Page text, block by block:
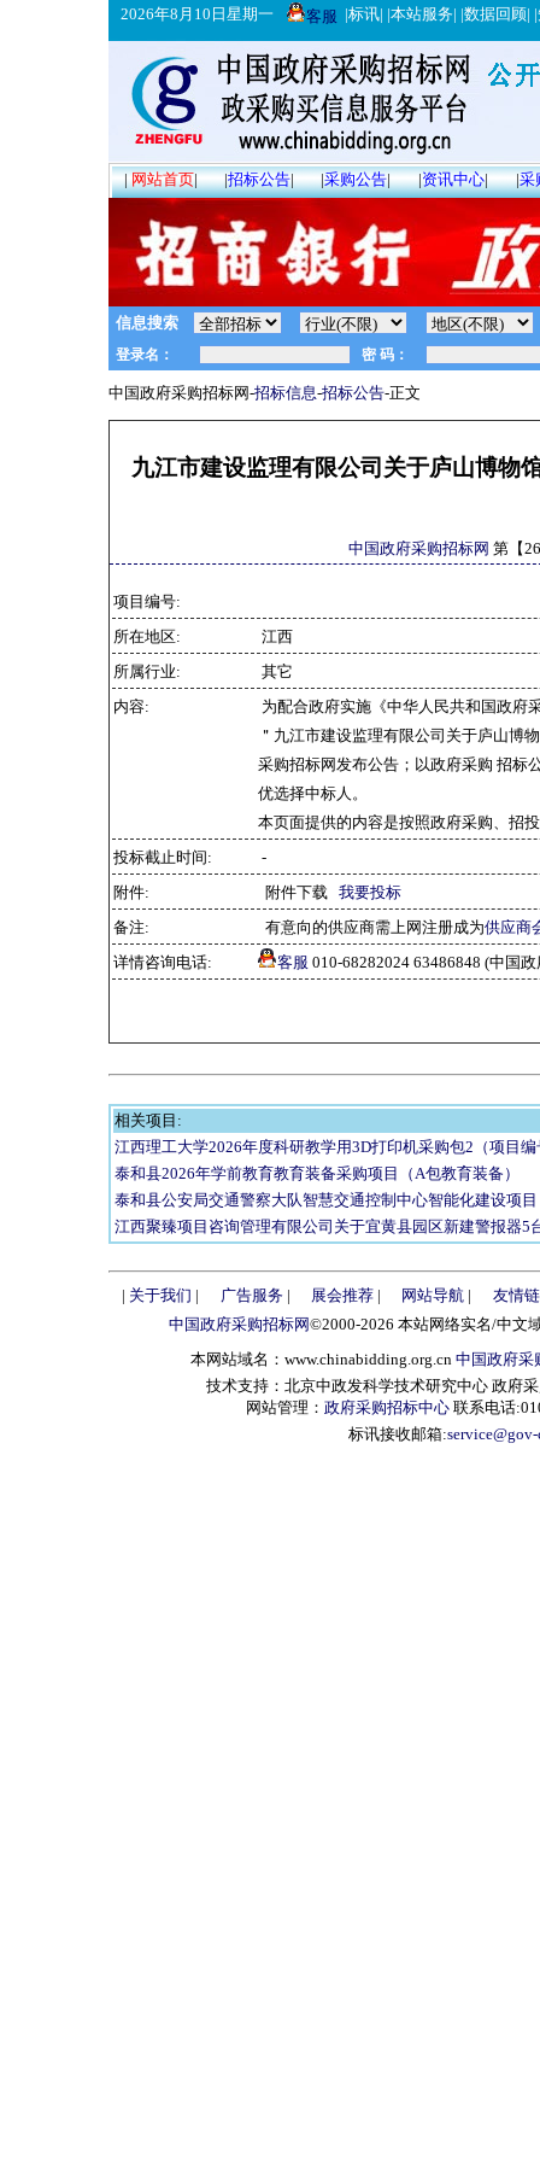
2026年8月10日星期一 客服 |标讯| |本站服务| |数据回顾| |
|网站首页| |招标公告| |采购公告| |资讯中心| |采
信息搜索
中国政府采购招标网-招标信息-招标公告-正文
九江市建设监理有限公司关于庐山博物
中国政府采购招标网 第【
项目编号:
所在地区:
江西
所属行业:
其它
内容:
为配合政府实施《中华人民共和国政府
＂九江市建设监理有限公司关于庐山博
采购招标网发布公告；以政府采购 招标
优选择中标人。
本页面提供的内容是按照政府采购、招
投标截止时间:
-
附件:
附件下载 我要投标
备注:
有意向的供应商需上网注册成为供应商
详情咨询电话:
客服 010-68282024 63486848 (中国
相关项目:
江西理工大学2026年度科研教学用3D打印机采购包2（项目
泰和县2026年学前教育教育装备采购项目（A包教育装备）
泰和县公安局交通警察大队智慧交通控制中心智能化建设项目
江西聚臻项目咨询管理有限公司关于宜黄县园区新建警报器5
| 关于我们 | 广告服务| 展会推荐| 网站导航 |
友情
中国政府采购招标网©2000-2026 本站网络实名/中文
本网站域名：www.chinabidding.org.cn 中国政府采
技术支持：北京中政发科学技术研究中心 政府
网站管理： 政府采购招标中心 联系电话
标讯接收邮箱: